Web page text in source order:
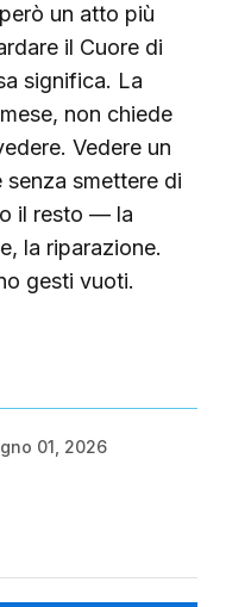
un atto più
il Cuore di
significa. La
non chiede
Vedere un
senza smettere di
il resto — la
la riparazione.
gesti vuoti.
01, 2026